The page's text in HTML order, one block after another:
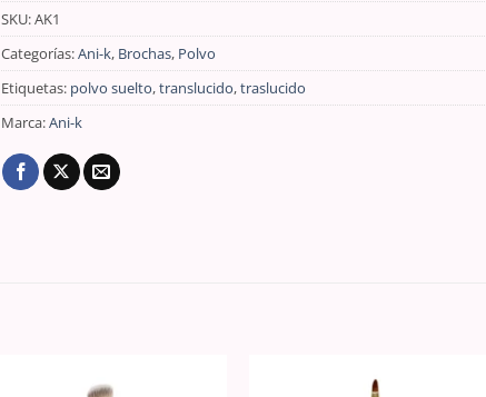
SKU:AK1
Categorías:Ani-k, Brochas, Polvo
Etiquetas: polvo suelto,translucido,traslucido
Marca:Ani-k